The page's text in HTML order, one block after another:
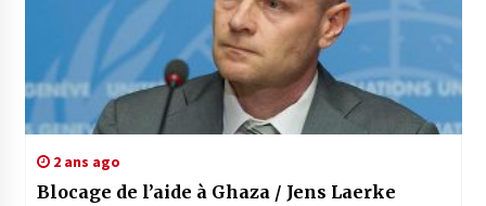
2 ans ago
Blocage de l’aide à Ghaza / Jens Laerke